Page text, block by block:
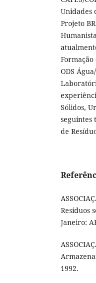
Unidades
Projeto
ODS
Sólidos,
seguintes
de
Resíduos
Janeiro:
1992.